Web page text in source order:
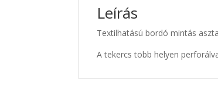
Leírás
Textilhatású bordó mintás
A tekercs több helyen